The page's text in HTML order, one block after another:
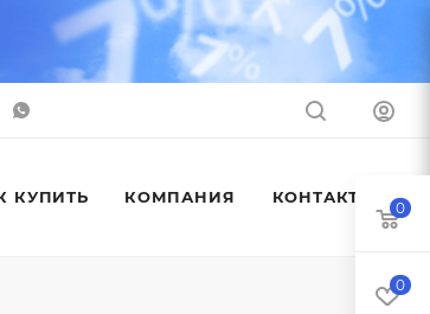
КУПИТЬ КОМПАНИЯ КОНТАКТЫ
0
0